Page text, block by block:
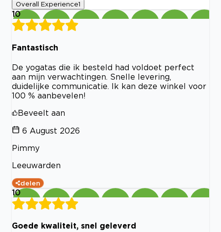
Overall Experience1
10
Fantastisch
De yogatas die ik besteld had voldoet perfect
aan mijn verwachtingen. Snelle levering,
duidelijke communicatie. Ik kan deze winkel voor
100 % aanbevelen!
Beveelt aan
6 August 2026
Pimmy
Leeuwarden
delen
10
Goede kwaliteit, snel geleverd